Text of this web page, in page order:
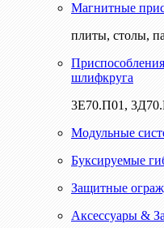
Магнитные
плиты, столы,
шлифкруга
3Е70.П01,
Модульные
Буксируемые
Защитные
Аксессуары &